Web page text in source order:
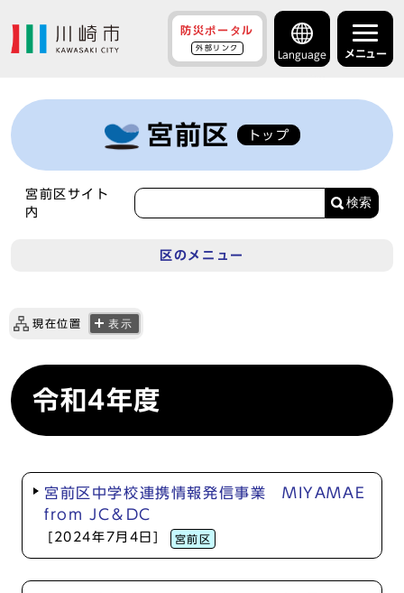
防災ポータル
外部リンク
Language メニュー
宮前区 トップ
宮前区サイト
内
検索
区のメニュー
現在位置 表示
令和4年度
宮前区中学校連携情報発信事業 MIYAMAE
from JC＆DC
[2024年7月4日] 宮前区